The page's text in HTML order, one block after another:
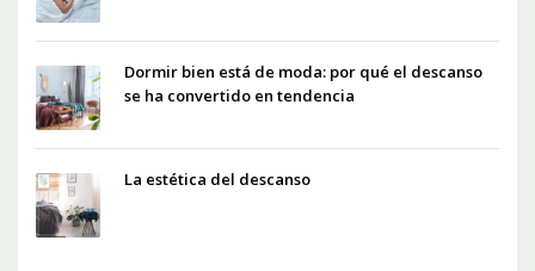
Dormir bien está de moda: por qué el descanso
se ha convertido en tendencia
La estética del descanso